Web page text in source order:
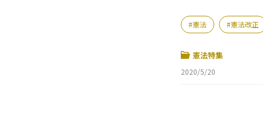
憲法 憲法改正
憲法特集
2020/5/20